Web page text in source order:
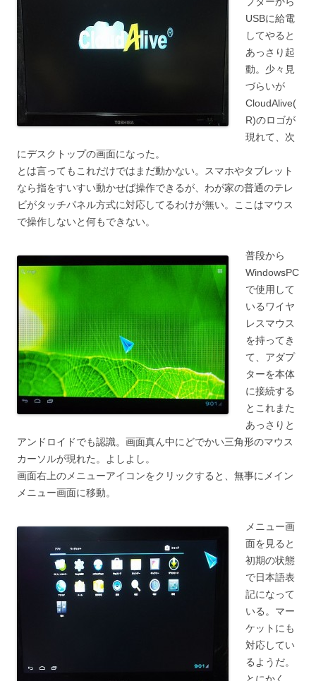
USBに給電
してやると
あっさり起
動。少々見
づらいが
CloudAlive(
R)のロゴが
現れて、次
にデスクトップの画面になった。
とは言ってもこれだけではまだ動かない。スマホやタブレット
なら指をすいすい動かせば操作できるが、わが家の普通のテレ
ビがタッチパネル方式に対応してるわけが無い。ここはマウス
で操作しないと何もできない。
普段から
WindowsPC
で使用して
いるワイヤ
レスマウス
を持ってき
て、アダプ
ターを本体
に接続する
とこれまた
あっさりと
アンドロイドでも認識。画面真ん中にどでかい三角形のマウス
カーソルが現れた。よしよし。
画面右上のメニューアイコンをクリックすると、無事にメイン
メニュー画面に移動。
メニュー画
面を見ると
初期の状態
で日本語表
記になって
いる。マー
ケットにも
対応してい
るようだ。